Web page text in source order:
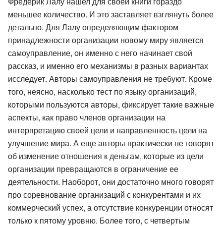
меньшее количество. И это заставляет взглянуть более
детально. Для Лалу определяющим фактором
принадлежности организации новому миру является
самоуправление, он именно с него начинает свой
рассказ, и именно его механизмы в разных вариантах
исследует. Авторы самоуправления не требуют. Кроме
того, неясно, насколько тест по языку организаций,
которыми пользуются авторы, фиксирует такие важные
аспекты, как право членов организации на
интерпретацию своей цели и направленность цели на
улучшение мира. А еще авторы практически не говорят
об изменение отношения к деньгам, которые из цели
организации превращаются в ограничение ее
деятельности. Наоборот, они достаточно много говорят
про соревнование организаций с конкурентами и их
коммерческий успех, а отсутствие конкуренции относят
только к пятому уровню. Более того, с четвертым